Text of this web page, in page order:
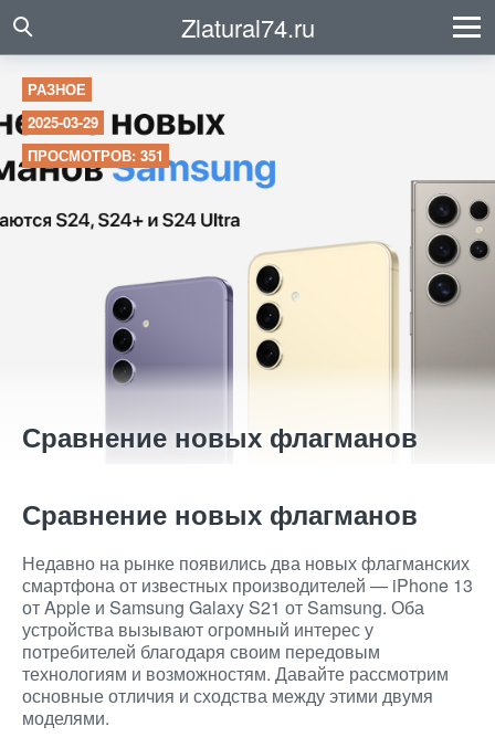
Zlatural74.ru
РАЗНОЕ
2025-03-29
ПРОСМОТРОВ: 351
Сравнение новых флагманов
Сравнение новых флагманов
Недавно на рынке появились два новых флагманских
смартфона от известных производителей — iPhone 13
от Apple и Samsung Galaxy S21 от Samsung. Оба
устройства вызывают огромный интерес у
потребителей благодаря своим передовым
технологиям и возможностям. Давайте рассмотрим
основные отличия и сходства между этими двумя
моделями.